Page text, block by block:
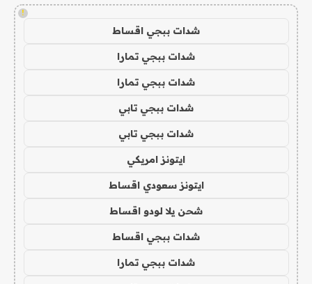
!
شدات ببجي اقساط
شدات ببجي تمارا
شدات ببجي تمارا
شدات ببجي تابي
شدات ببجي تابي
ايتونز امريكي
ايتونز سعودي اقساط
شحن يلا لودو اقساط
شدات ببجي اقساط
شدات ببجي تمارا